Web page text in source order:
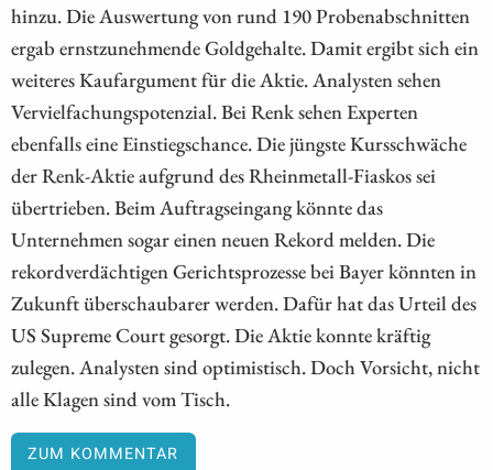
hinzu. Die Auswertung von rund 190 Probenabschnitten
ergab ernstzunehmende Goldgehalte. Damit ergibt sich ein
weiteres Kaufargument für die Aktie. Analysten sehen
Vervielfachungspotenzial. Bei Renk sehen Experten
ebenfalls eine Einstiegschance. Die jüngste Kursschwäche
der Renk-Aktie aufgrund des Rheinmetall-Fiaskos sei
übertrieben. Beim Auftragseingang könnte das
Unternehmen sogar einen neuen Rekord melden. Die
rekordverdächtigen Gerichtsprozesse bei Bayer könnten in
Zukunft überschaubarer werden. Dafür hat das Urteil des
US Supreme Court gesorgt. Die Aktie konnte kräftig
zulegen. Analysten sind optimistisch. Doch Vorsicht, nicht
alle Klagen sind vom Tisch.
ZUM KOMMENTAR